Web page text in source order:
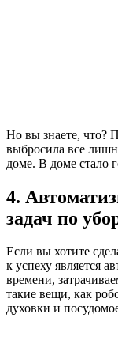
Но вы знаете, что?
выбросила все
доме. В доме стало
4.
задач по
Если вы хотите
к успеху является
времени,
такие вещи, как
духовки и